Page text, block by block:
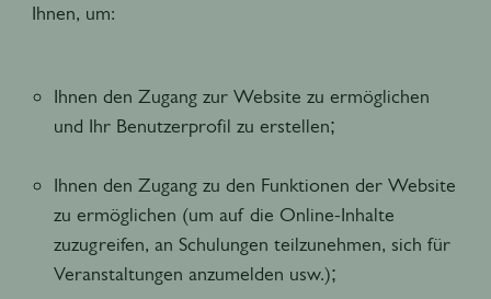
Ihnen, um:
Ihnen den Zugang zur Website zu ermöglichen
und Ihr Benutzerprofil zu erstellen;
Ihnen den Zugang zu den Funktionen der Website
zu ermöglichen (um auf die Online-Inhalte
zuzugreifen, an Schulungen teilzunehmen, sich für
Veranstaltungen anzumelden usw.);